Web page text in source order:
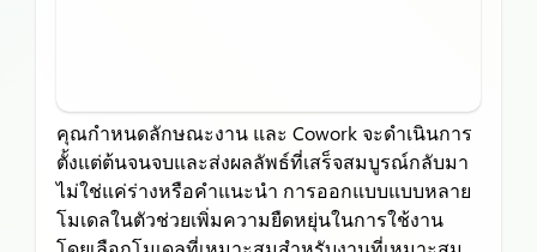
คุณกำหนดลักษณะงาน และ Cowork จะดำเนินการ
ตั้งแต่ต้นจนจบและส่งผลลัพธ์ที่เสร็จสมบูรณ์กลับมา
ไม่ใช่แค่ร่างหรือคำแนะนำ การออกแบบแบบหลาย
โมเดลในตัวช่วยเพิ่มความยืดหยุ่นในการใช้งาน